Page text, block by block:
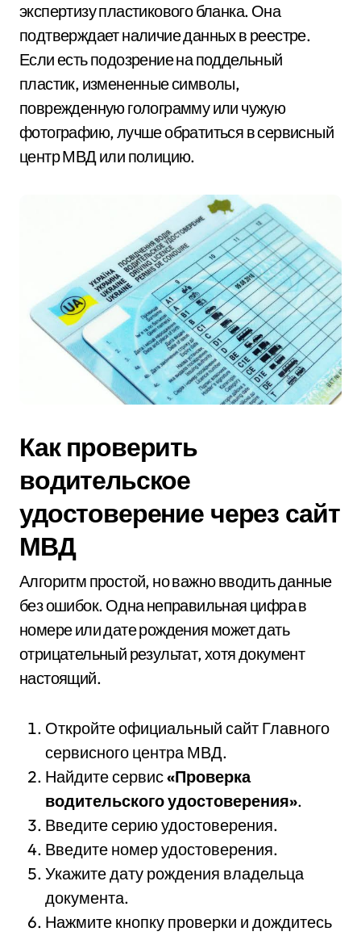
экспертизу пластикового бланка. Она
подтверждает наличие данных в реестре.
Если есть подозрение на поддельный
пластик, измененные символы,
поврежденную голограмму или чужую
фотографию, лучше обратиться в сервисный
центр МВД или полицию.
Как проверить
водительское
удостоверение через сайт
МВД
Алгоритм простой, но важно вводить данные
без ошибок. Одна неправильная цифра в
номере или дате рождения может дать
отрицательный результат, хотя документ
настоящий.
Откройте официальный сайт Главного
сервисного центра МВД.
Найдите сервис«Проверка
водительского удостоверения».
Введите серию удостоверения.
Введите номер удостоверения.
Укажите дату рождения владельца
документа.
Нажмите кнопку проверки и дождитесь